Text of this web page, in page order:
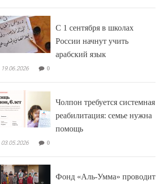
С 1 сентября в школах
России начнут учить
арабский язык
19.06.2026 0
Чолпон требуется системная
реабилитация: семье нужна
помощь
03.05.2026 0
Фонд «Аль-Умма» проводит